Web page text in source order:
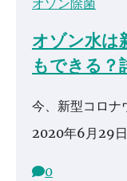
オゾン除菌
オゾン水は
もできる？
今、新型コロナ
2020年6月29日
0